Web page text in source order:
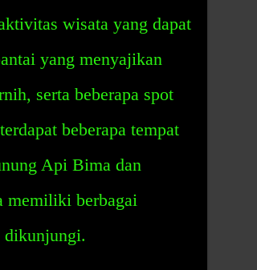
wisata yang dapat
yang menyajikan
serta beberapa spot
beberapa tempat
Api Bima dan
memiliki berbagai
dikunjungi.